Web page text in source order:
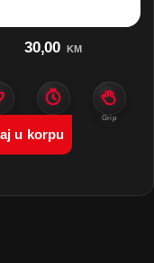
30,00 KM
Trening Grip
u korpu